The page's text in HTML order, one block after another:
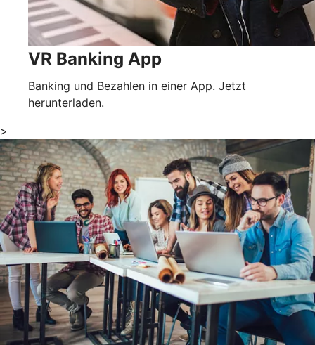
VR Banking App
Banking und Bezahlen in einer App. Jetzt
herunterladen.
>